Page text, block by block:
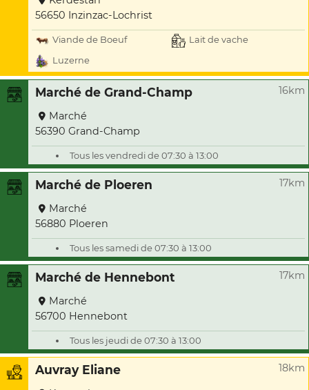
56650 Inzinzac-Lochrist
Viande de Boeuf
Lait de vache
Luzerne
Marché de Grand-Champ 16km
Marché
56390 Grand-Champ
Tous les vendredi de 07:30 à 13:00
Marché de Ploeren 17km
Marché
56880 Ploeren
Tous les samedi de 07:30 à 13:00
Marché de Hennebont 17km
Marché
56700 Hennebont
Tous les jeudi de 07:30 à 13:00
Auvray Eliane 18km